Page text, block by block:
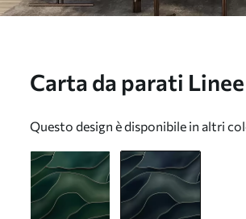
Carta da parati
Questo design è disponibile in altri